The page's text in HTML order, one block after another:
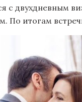
двухдневным
По итогам